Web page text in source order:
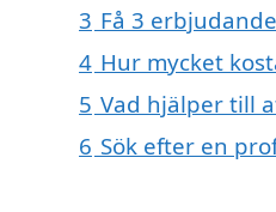
3 Få 3
4 Hur mycket
5 Vad hjälper till
6 Sök efter en